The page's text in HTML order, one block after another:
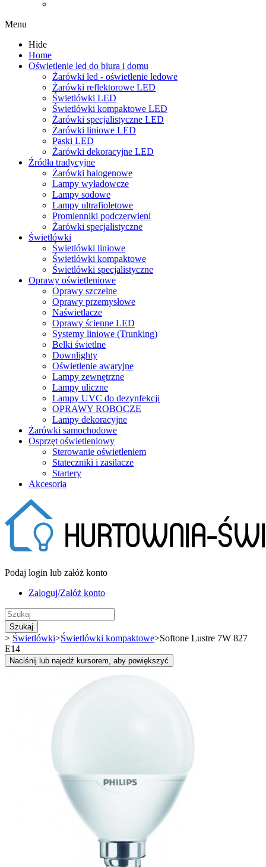
Menu
Hide
Home
Oświetlenie led do biura i domu
Żarówki led - oświetlenie ledowe
Żarówki reflektorowe LED
Świetlówki LED
Świetlówki kompaktowe LED
Żarówki specjalistyczne LED
Żarówki liniowe LED
Paski LED
Żarówki dekoracyjne LED
Źródła tradycyjne
Żarówki halogenowe
Lampy wyładowcze
Lampy sodowe
Lampy ultrafioletowe
Promienniki podczerwieni
Żarówki specjalistyczne
Świetlówki
Świetlówki liniowe
Świetlówki kompaktowe
Świetlówki specjalistyczne
Oprawy oświetleniowe
Oprawy szczelne
Oprawy przemysłowe
Naświetlacze
Oprawy ścienne LED
Systemy liniowe (Trunking)
Belki świetlne
Downlighty
Oświetlenie awaryjne
Lampy zewnętrzne
Lampy uliczne
Lampy UVC do dezynfekcji
OPRAWY ROBOCZE
Lampy dekoracyjne
Żarówki samochodowe
Osprzęt oświetleniowy
Sterowanie oświetleniem
Stateczniki i zasilacze
Startery
Akcesoria
Podaj login lub załóż konto
Zaloguj/Załóż konto
Szukaj
> Świetlówki>Świetlówki kompaktowe>Softone Lustre 7W 827
E14
Naciśnij lub najedź kursorem, aby powiększyć